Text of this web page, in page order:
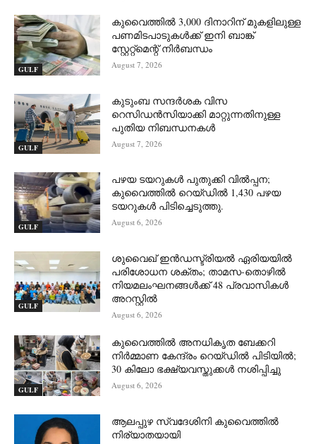
GULF
കുവൈത്തിൽ 3,000 ദിനാറിന് മുകളിലുള്ള
പണമിടപാടുകൾക്ക് ഇനി ബാങ്ക്
സ്റ്റേറ്റ്‌മെന്റ് നിർബന്ധം
August 7, 2026
GULF
കുടുംബ സന്ദർശക വിസ
റെസിഡൻസിയാക്കി മാറ്റുന്നതിനുള്ള
പുതിയ നിബന്ധനകൾ
August 7, 2026
GULF
പഴയ ടയറുകൾ പുതുക്കി വിൽപ്പന;
കുവൈത്തിൽ റെയ്ഡിൽ 1,430 പഴയ
ടയറുകൾ പിടിച്ചെടുത്തു.
August 6, 2026
GULF
ശുവൈഖ് ഇൻഡസ്ട്രിയൽ ഏരിയയിൽ
പരിശോധന ശക്തം; താമസ-തൊഴിൽ
നിയമലംഘനങ്ങൾക്ക് 48 പ്രവാസികൾ
അറസ്റ്റിൽ
August 6, 2026
GULF
കുവൈത്തിൽ അനധികൃത ബേക്കറി
നിർമ്മാണ കേന്ദ്രം റെയ്ഡിൽ പിടിയിൽ;
30 കിലോ ഭക്ഷ്യവസ്തുക്കൾ നശിപ്പിച്ചു
August 6, 2026
ആലപ്പുഴ സ്വദേശിനി കുവൈത്തിൽ
നിര്യാതയായി